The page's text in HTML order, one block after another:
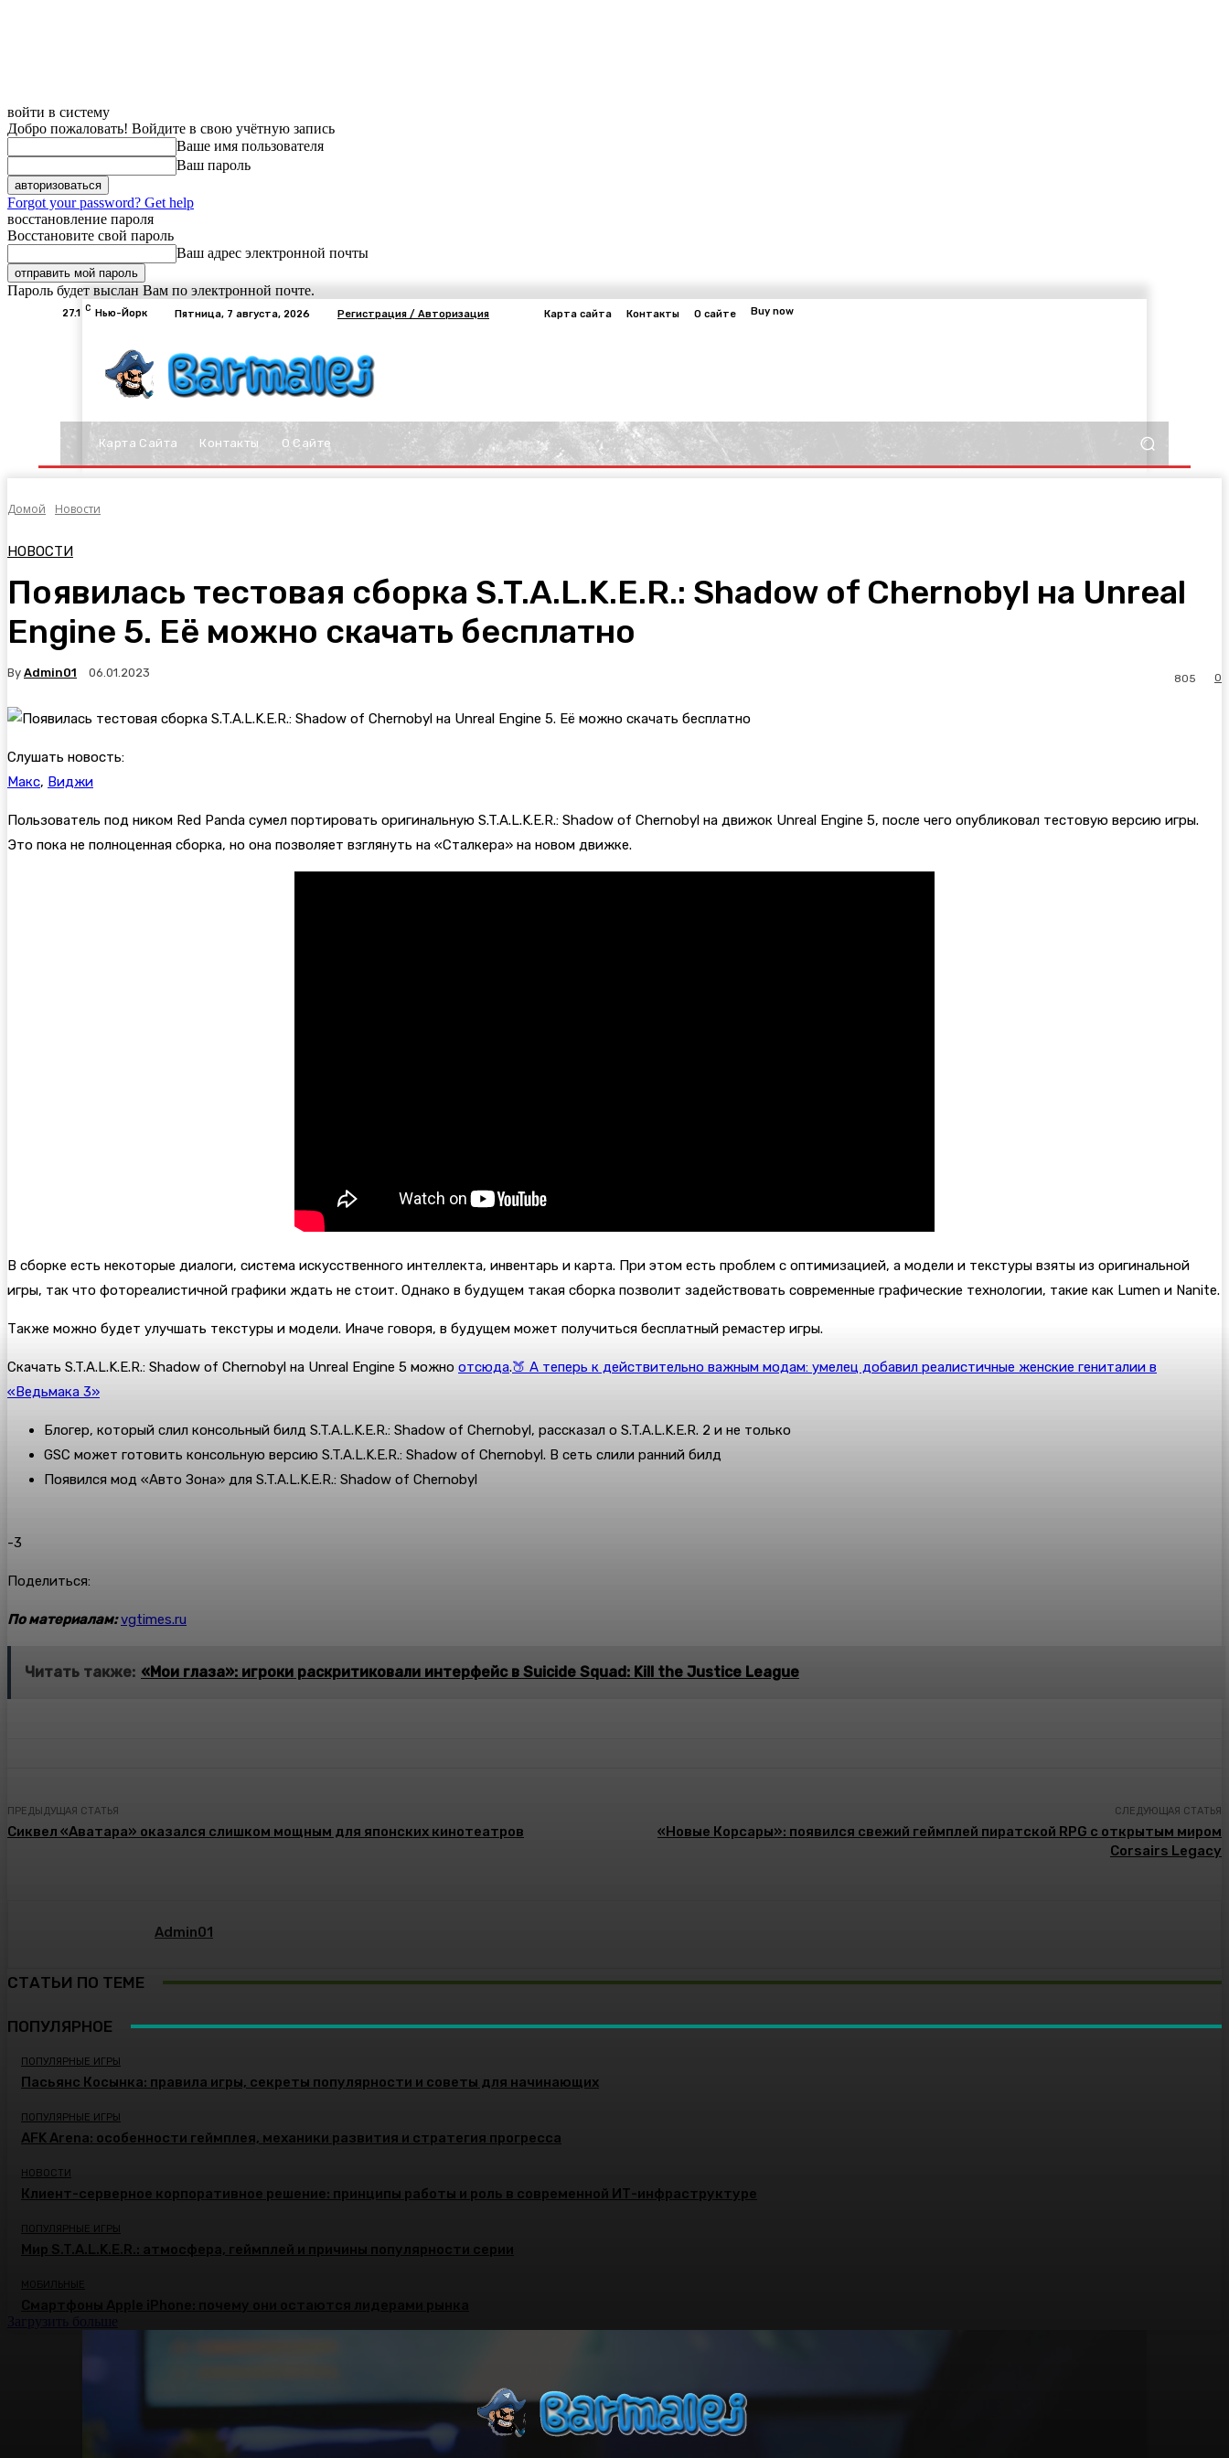
войти в систему
Добро пожаловать! Войдите в свою учётную запись
Ваше имя пользователя
Ваш пароль
Forgot your password? Get help
восстановление пароля
Восстановите свой пароль
Ваш адрес электронной почты
Пароль будет выслан Вам по электронной почте.
27.1 C Нью-Йорк Пятница, 7 августа, 2026 Регистрация / Авторизация Карта сайта Контакты О сайте Buy now
Карта Сайта Контакты О Сайте
Домой Новости
НОВОСТИ
Появилась тестовая сборка S.T.A.L.K.E.R.: Shadow of Chernobyl на Unreal
Engine 5. Её можно скачать бесплатно
By Admin01 06.01.2023 0
805
Слушать новость:
Макс, Виджи
Пользователь под ником Red Panda сумел портировать оригинальную S.T.A.L.K.E.R.: Shadow of Chernobyl на движок Unreal Engine 5, после чего опубликовал тестовую версию игры.
Это пока не полноценная сборка, но она позволяет взглянуть на «Сталкера» на новом движке.
В сборке есть некоторые диалоги, система искусственного интеллекта, инвентарь и карта. При этом есть проблем с оптимизацией, а модели и текстуры взяты из оригинальной
игры, так что фотореалистичной графики ждать не стоит. Однако в будущем такая сборка позволит задействовать современные графические технологии, такие как Lumen и Nanite.
Также можно будет улучшать текстуры и модели. Иначе говоря, в будущем может получиться бесплатный ремастер игры.
Скачать S.T.A.L.K.E.R.: Shadow of Chernobyl на Unreal Engine 5 можно отсюда.🍑 А теперь к действительно важным модам: умелец добавил реалистичные женские гениталии в
«Ведьмака 3»
Блогер, который слил консольный билд S.T.A.L.K.E.R.: Shadow of Chernobyl, рассказал о S.T.A.L.K.E.R. 2 и не только
GSC может готовить консольную версию S.T.A.L.K.E.R.: Shadow of Chernobyl. В сеть слили ранний билд
Появился мод «Авто Зона» для S.T.A.L.K.E.R.: Shadow of Chernobyl
-3
Поделиться:
По материалам: vgtimes.ru
Читать также: «Мои глаза»: игроки раскритиковали интерфейс в Suicide Squad: Kill the Justice League
ПРЕДЫДУЩАЯ СТАТЬЯ
Сиквел «Аватара» оказался слишком мощным для японских кинотеатров
СЛЕДУЮЩАЯ СТАТЬЯ
«Новые Корсары»: появился свежий геймплей пиратской RPG с открытым миром
Corsairs Legacy
Admin01
СТАТЬИ ПО ТЕМЕ
ПОПУЛЯРНОЕ
ПОПУЛЯРНЫЕ ИГРЫ
Пасьянс Косынка: правила игры, секреты популярности и советы для начинающих
ПОПУЛЯРНЫЕ ИГРЫ
AFK Arena: особенности геймплея, механики развития и стратегия прогресса
НОВОСТИ
Клиент-серверное корпоративное решение: принципы работы и роль в современной ИТ-инфраструктуре
ПОПУЛЯРНЫЕ ИГРЫ
Мир S.T.A.L.K.E.R.: атмосфера, геймплей и причины популярности серии
МОБИЛЬНЫЕ